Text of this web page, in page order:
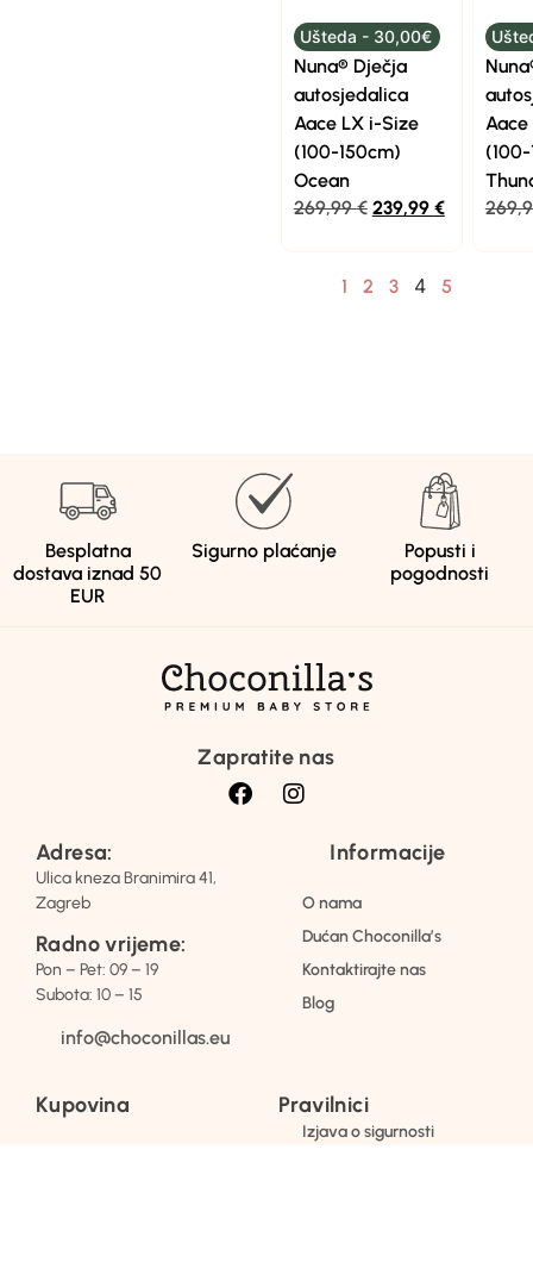
Ušteda - 30,00€
Nuna® Dječja
autosjedalica
Aace LX i-Size
(100-150cm)
Ocean
269,99€ 239,99 €
1 2 3 4 5
Besplatna
dostava iznad 50
EUR
Sigurno plaćanje
Popusti i
pogodnosti
Zapratite nas
Adresa:
Ulica kneza Branimira 41,
Zagreb
Radno vrijeme:
Pon – Pet: 09 – 19
Subota: 10 – 15
info@choconillas.eu
Informacije
O nama
Dućan Choconilla’s
Kontaktirajte nas
Blog
Kupovina Pravilnici
Izjava o sigurnosti